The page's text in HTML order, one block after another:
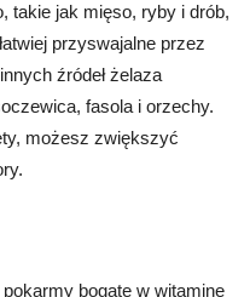
takie jak mięso, ryby i drób,
przyswajalne przez
źródeł żelaza
fasola i orzechy.
możesz zwiększyć
bogate w witaminę